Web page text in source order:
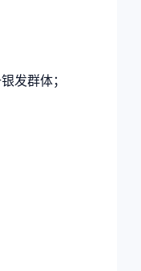
发群体；